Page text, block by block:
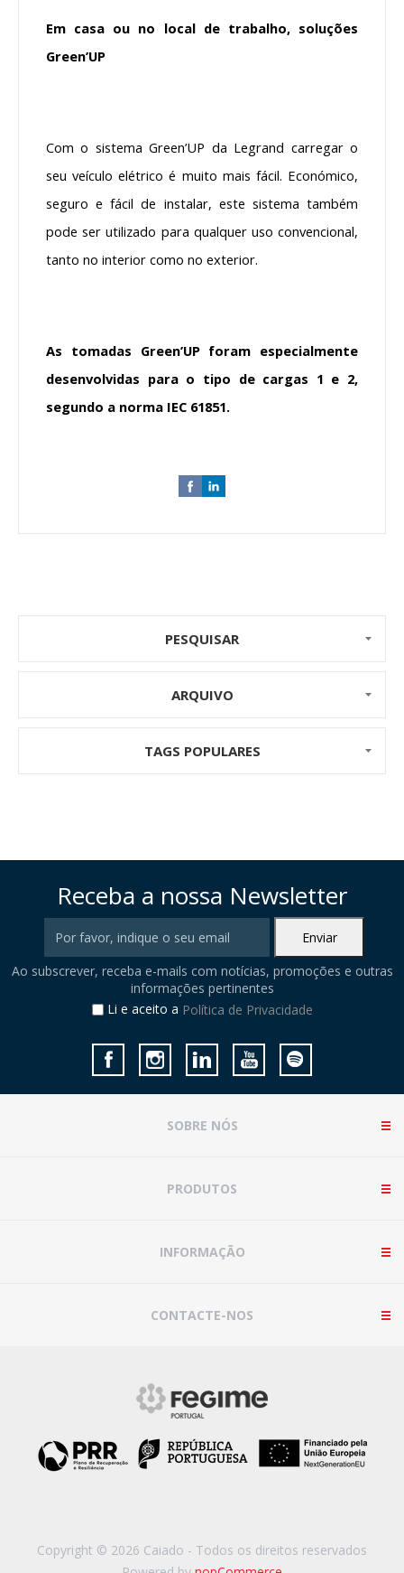
Em casa ou no local de trabalho, soluções
Green’UP
Com o sistema Green’UP da Legrand carregar o
seu veículo elétrico é muito mais fácil. Económico,
seguro e fácil de instalar, este sistema também
pode ser utilizado para qualquer uso convencional,
tanto no interior como no exterior.
As tomadas Green’UP foram especialmente
desenvolvidas para o tipo de cargas 1 e 2,
segundo a norma IEC 61851.
PESQUISAR
ARQUIVO
TAGS POPULARES
Receba a nossa Newsletter
Ao subscrever, receba e-mails com notícias, promoções e outras
informações pertinentes
Li e aceito a Política de Privacidade
SOBRE NÓS
PRODUTOS
INFORMAÇÃO
CONTACTE-NOS
Copyright © 2026 Caiado - Todos os direitos reservados